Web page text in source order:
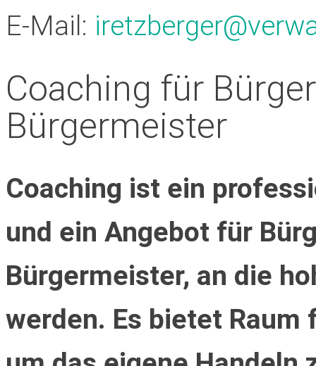
E-Mail:
Coaching für
Bürgermeister
Coaching ist ein
und ein Angebot für
Bürgermeister, an die
werden. Es bietet